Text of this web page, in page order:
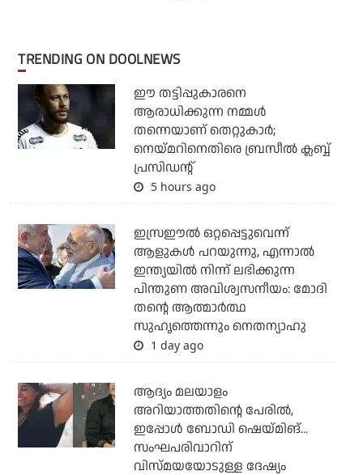
TRENDING ON DOOLNEWS
ഈ തട്ടിപ്പുകാരനെ
ആരാധിക്കുന്ന നമ്മള്‍
തന്നെയാണ് തെറ്റുകാര്‍;
നെയ്മറിനെതിരെ ബ്രസീല്‍ ക്ലബ്ബ്
പ്രസിഡന്റ്
5 hours ago
ഇസ്രഈല്‍ ഒറ്റപ്പെട്ടുവെന്ന്
ആളുകള്‍ പറയുന്നു, എന്നാല്‍
ഇന്ത്യയില്‍ നിന്ന് ലഭിക്കുന്ന
പിന്തുണ അവിശ്വസനീയം: മോദി
തന്റെ ആത്മാര്‍ത്ഥ
സുഹൃത്തെന്നും നെതന്യാഹു
1 day ago
ആദ്യം മലയാളം
അറിയാത്തതിന്റെ പേരില്‍,
ഇപ്പോള്‍ ബോഡി ഷെയ്മിങ്...
സംഘപരിവാറിന്
വിസ്മയയോടുള്ള ദേഷ്യം